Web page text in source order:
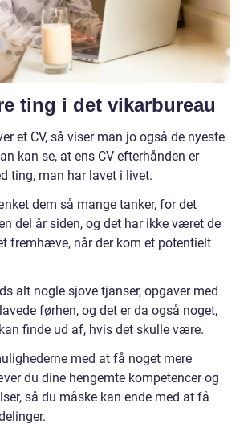
ting i det vikarbureau
et CV, så viser man jo også de nyeste
kan se, at ens CV efterhånden er
ting, man har lavet i livet.
dem så mange tanker, for det
del år siden, og det har ikke været de
fremhæve, når der kom et potentielt
alt nogle sjove tjanser, opgaver med
førhen, og det er da også noget,
finde ud af, hvis det skulle være.
med at få noget mere
du dine hengemte kompetencer og
så du måske kan ende med at få